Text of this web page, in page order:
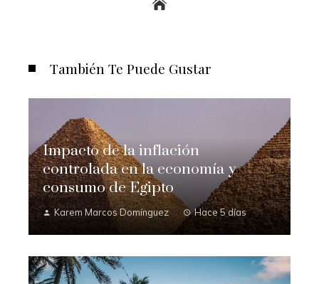
También Te Puede Gustar
Impacto de la inflación
controlada en la economía y
consumo de Egipto
Karem Marcos Domínguez Hace 5 días